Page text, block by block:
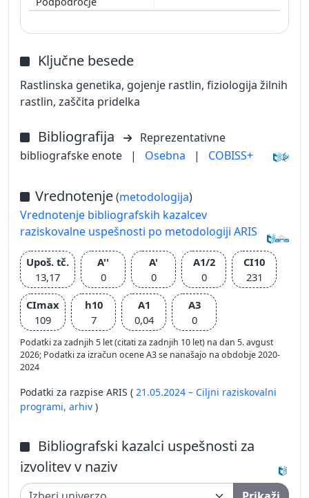
Ključne besede
Rastlinska genetika, gojenje rastlin, fiziologija žilnih
rastlin, zaščita pridelka
Bibliografija
Reprezentativne
bibliografske enote
| Osebna | COBISS+
Vrednotenje(metodologija)
Vrednotenje bibliografskih kazalcev
raziskovalne uspešnosti po metodologiji ARIS
Upoš. tč.
13,17
A''
0
A'
0
A1/2
0
CI10
231
CImax
109
h10
7
A1
0,04
A3
0
Podatki za zadnjih 5 let (citati za zadnjih 10 let) na dan 5. avgust
2026; Podatki za izračun ocene A3 se nanašajo na obdobje 2020-
2024
Podatki za razpise ARIS ( 21.05.2024 – Ciljni raziskovalni
programi, arhiv )
Bibliografski kazalci uspešnosti za
izvolitev v naziv